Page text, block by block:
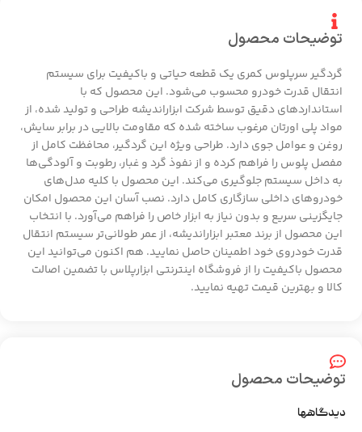
توضیحات محصول
گردگیر سرپلوس کمری یک قطعه حیاتی و باکیفیت برای سیستم
انتقال قدرت خودرو محسوب می‌شود. این محصول که با
استانداردهای دقیق توسط شرکت ابزاراندیشه طراحی و تولید شده، از
مواد پلی اورتان مرغوب ساخته شده که مقاومت بالایی در برابر سایش،
روغن و عوامل جوی دارد. طراحی ویژه این گردگیر، محافظت کامل از
مفصل پلوس را فراهم کرده و از نفوذ گرد و غبار، رطوبت و آلودگی‌ها
به داخل سیستم جلوگیری می‌کند. این محصول با کلیه مدل‌های
خودروهای داخلی سازگاری کامل دارد. نصب آسان این محصول امکان
جایگزینی سریع و بدون نیاز به ابزار خاص را فراهم می‌آورد. با انتخاب
این محصول از برند معتبر ابزاراندیشه، از عمر طولانی‌تر سیستم انتقال
قدرت خودروی خود اطمینان حاصل نمایید. هم اکنون می‌توانید این
محصول باکیفیت را از فروشگاه اینترنتی ابزارپلاس با تضمین اصالت
کالا و بهترین قیمت تهیه نمایید.
توضیحات محصول
دیدگاهها